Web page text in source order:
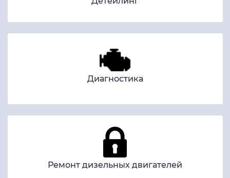
Диагностика
Ремонт дизельных двигателей